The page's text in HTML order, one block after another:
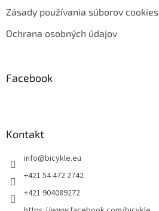
Zásady používania súborov cookies
Ochrana osobných údajov
Facebook
Kontakt
info@bicykle.eu
+421 54 472 2742
+421 904089272